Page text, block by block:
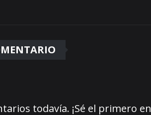
todavía. ¡Sé el primero